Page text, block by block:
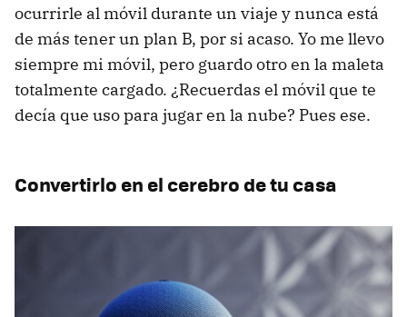
ocurrirle al móvil durante un viaje y nunca está
de más tener un plan B, por si acaso. Yo me llevo
siempre mi móvil, pero guardo otro en la maleta
totalmente cargado. ¿Recuerdas el móvil que te
decía que uso para jugar en la nube? Pues ese.
Convertirlo en el cerebro de tu casa